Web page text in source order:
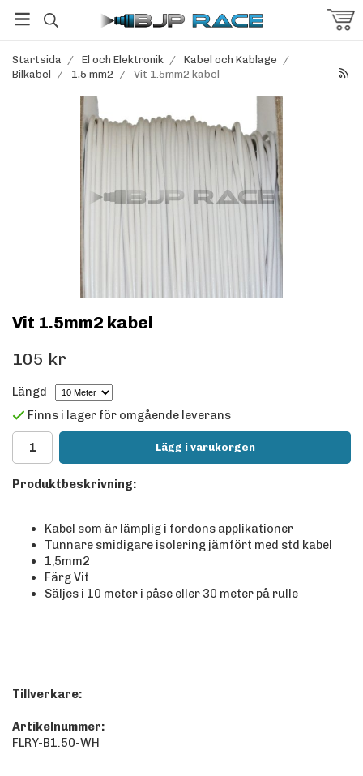
Startsida / El och Elektronik / Kabel och Kablage /
Bilkabel
/ 1,5 mm2 / Vit 1.5mm2 kabel
Vit 1.5mm2 kabel
105 kr
Längd
Finns i lager för omgående leverans
Lägg i varukorgen
Produktbeskrivning:
Kabel som är lämplig i fordons applikationer
Tunnare smidigare isolering jämfört med std kabel
1,5mm2
Färg Vit
Säljes i 10 meter i påse eller 30 meter på rulle
Tillverkare:
Artikelnummer:
FLRY-B1.50-WH